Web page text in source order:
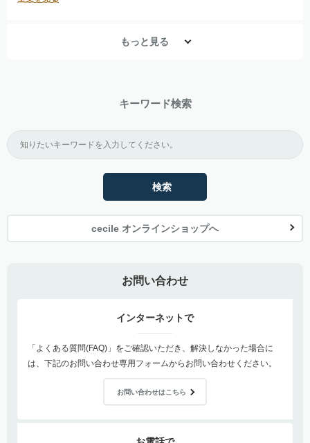
もっと見る
キーワード検索
検索
cecile オンラインショップへ
お問い合わせ
インターネットで
「よくある質問(FAQ)」をご確認いただき、解決しなかった場合に
は、下記のお問い合わせ専用フォームからお問い合わせください。
お問い合わせはこちら